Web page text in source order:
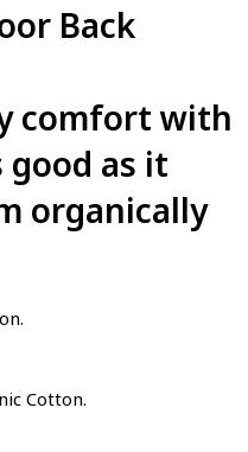
Back
Tee
comfort with
as it
organically
Cotton.